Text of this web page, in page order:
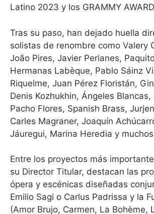
Latino 2023 y los GRAMMY
Tras su paso, han dejado huella
solistas de renombre como Valery
João Pires, Javier Perianes,
Hermanas Labèque, Pablo Sáinz
Riquelme, Juan Pérez Floristán,
Denis Kozhukhin, Ángeles Blancas,
Pacho Flores, Spanish Brass,
Carles Magraner, Joaquín
Jáuregui, Marina Heredia y
Entre los proyectos más
su Director Titular, destacan las
ópera y escénicas diseñadas
Emilio Sagi o Carlus Padrissa y la
(Amor Brujo, Carmen, La Bohème,